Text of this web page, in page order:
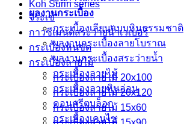
ผลงานกระเบื้อง
กระเบื้องเลียนแบบหินธรรมชาติ
ผลงานกระเบื้องลายโบราณ
ผลงานกระเบื้องสระว่ายนํ้า
กระเบื้องลายไม้
กระเบื้องลายหินอ่อน
คอนกรีตบล็อก
กระเบื้องเคนไซ
Koh Surin series
จระเข้
กาวซีเมนต์สระว่ายนํ้าเวเบอร์
กระเบื้องหินขัด
กระเบื้องลายไม้
กระเบื้องลายไม้ 20x100
กระเบื้องลายไม้ 20x120
กระเบื้องลายไม้ 15x60